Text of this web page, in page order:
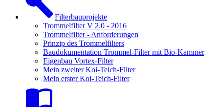
Filterbauprojekte
Trommelfilter V 2.0 - 2016
Trommelfilter - Anforderungen
Prinzip des Trommelfilters
Baudokumentation Trommel-Filter mit Bio-Kammer
Eigenbau Vortex-Filter
Mein zweiter Koi-Teich-Filter
Mein erster Koi-Teich-Filter